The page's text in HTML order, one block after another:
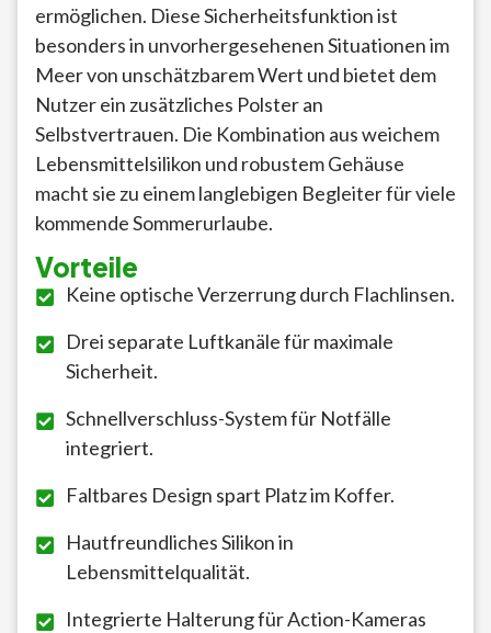
ermöglichen. Diese Sicherheitsfunktion ist
besonders in unvorhergesehenen Situationen im
Meer von unschätzbarem Wert und bietet dem
Nutzer ein zusätzliches Polster an
Selbstvertrauen. Die Kombination aus weichem
Lebensmittelsilikon und robustem Gehäuse
macht sie zu einem langlebigen Begleiter für viele
kommende Sommerurlaube.
Vorteile
Keine optische Verzerrung durch Flachlinsen.
Drei separate Luftkanäle für maximale
Sicherheit.
Schnellverschluss-System für Notfälle
integriert.
Faltbares Design spart Platz im Koffer.
Hautfreundliches Silikon in
Lebensmittelqualität.
Integrierte Halterung für Action-Kameras